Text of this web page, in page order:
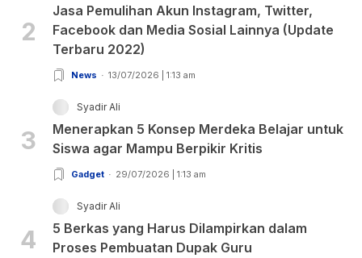
2
Jasa Pemulihan Akun Instagram, Twitter,
Facebook dan Media Sosial Lainnya (Update
Terbaru 2022)
News 13/07/2026 | 1:13 am
3
Syadir Ali
Menerapkan 5 Konsep Merdeka Belajar untuk
Siswa agar Mampu Berpikir Kritis
Gadget 29/07/2026 | 1:13 am
4
Syadir Ali
5 Berkas yang Harus Dilampirkan dalam
Proses Pembuatan Dupak Guru